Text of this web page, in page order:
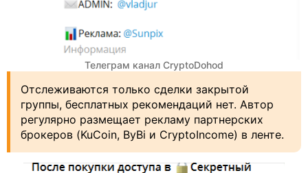
Телеграм канал CryptoDohod
Отслеживаются только сделки закрытой
группы, бесплатных рекомендаций нет. Автор
регулярно размещает рекламу партнерских
брокеров (KuCoin, ByBi и CryptoIncome) в ленте.